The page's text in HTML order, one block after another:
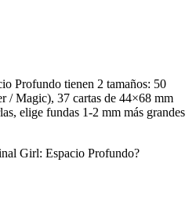
Profundo tienen 2 tamaños: 50
/ Magic), 37 cartas de 44×68 mm
elige fundas 1-2 mm más grandes
Girl: Espacio Profundo?